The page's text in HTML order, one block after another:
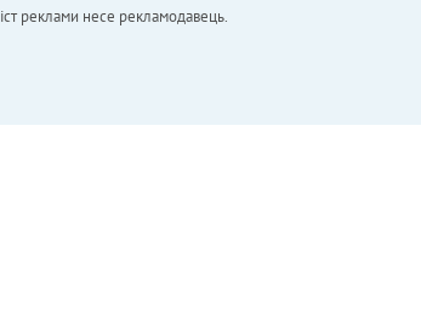
реклами несе рекламодавець.